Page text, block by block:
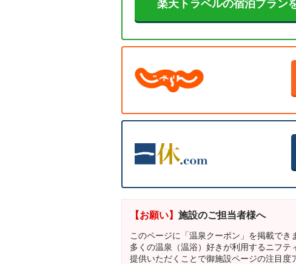
楽天トラベルの宿泊プラン
【お願い】 施設のご担当者様へ
このページに「温泉クーポン」を掲載でき
多くの温泉（温浴）好きが利用するニフテ
提供いただくことで御施設ページの注目度